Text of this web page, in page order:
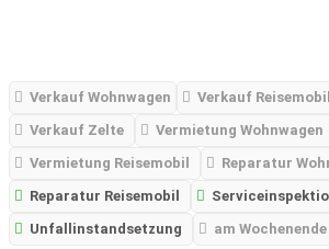
Verkauf Wohnwagen
Verkauf
Verkauf Zelte
Vermietung Wohnwagen
Vermietung Reisemobil
Reparatur
Reparatur Reisemobil
Unfallinstandsetzung
am